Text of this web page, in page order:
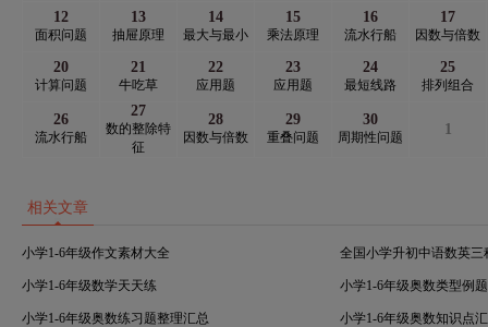
12
面积问题
13
抽屉原理
14
最大与最小
15
乘法原理
16
流水行船
17
因数与倍数
20
计算问题
21
牛吃草
22
应用题
23
应用题
24
最短线路
25
排列组合
26
流水行船
27
数的整除特
征
28
因数与倍数
29
重叠问题
30
周期性问题 1
相关文章
小学1-6年级作文素材大全 全国小学升初中语数英三
小学1-6年级数学天天练 小学1-6年级奥数类型例
小学1-6年级奥数练习题整理汇总 小学1-6年级奥数知识点